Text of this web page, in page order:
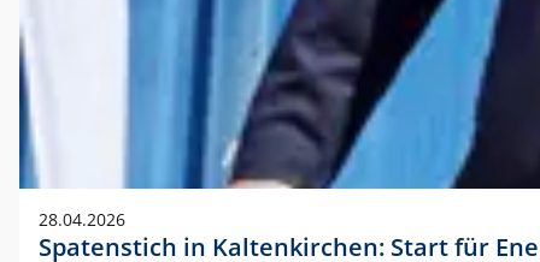
28.04.2026
Spatenstich in Kaltenkirchen: Start für